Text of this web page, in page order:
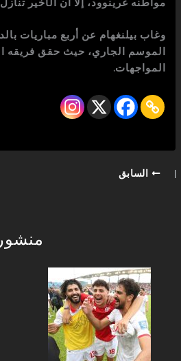
مواطنه غرينوود، إلا أن الأخير
وغاب بيلنغهام عن أربع مباريات
الموسم الجاري، حيث حقق فريقه
المواجهات.
السابق